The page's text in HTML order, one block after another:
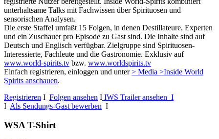
unterhaltsame Talks mit Fachwissen über Spirituosen und
sensorischen Analysen.
Die erste Staffel umfaßt 15 Folgen, in denen Destillateure, Experten
und ein Zuschauer pro Episode zu Gast sind. Die Inhalte sind auf
Deutsch und Englisch verfügbar. Zielgruppe sind Spirituosen-
Interessierte, Fachleute und die Gastronomie. Exklusiv auf
www.world-spirits.tv bzw. www.worldspirits.tv
Einfach registrieren, einloggen und unter> Media >Inside World
Spirits anschauen.
Registrieren I Folgen ansehen I IWS Trailer ansehen I
I Als Sendungs-Gast bewerben I
WSA T-Shirt